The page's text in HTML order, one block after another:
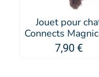
Jouet pour
Connects
KONG®
7,90 €